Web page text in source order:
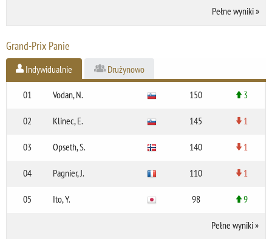
Pełne wyniki»
Grand-Prix Panie
Indywidualnie Drużynowo
01 Vodan, N. 150 3
02 Klinec, E. 145 1
03 Opseth, S. 140 1
04 Pagnier, J. 110 1
05 Ito, Y. 98 9
Pełne wyniki»